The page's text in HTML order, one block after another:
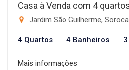
Casa à Venda com 4
Jardim São Guilherme,
4 Quartos 4 Banheiros
Mais informações